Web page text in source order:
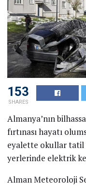
153
SHARES
Almanya’nın
fırtınası hayatı
eyalette okullar tatil
yerlerinde elektrik
Alman Meteoroloji